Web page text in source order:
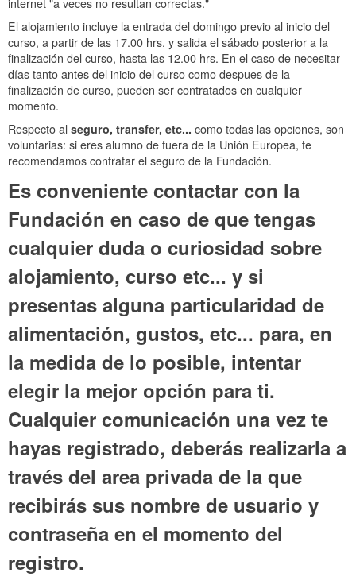
internet "a veces no resultan correctas."
El alojamiento incluye la entrada del domingo previo al inicio del
curso, a partir de las 17.00 hrs, y salida el sábado posterior a la
finalización del curso, hasta las 12.00 hrs. En el caso de necesitar
días tanto antes del inicio del curso como despues de la
finalización de curso, pueden ser contratados en cualquier
momento.
Respecto al seguro, transfer, etc... como todas las opciones, son
voluntarias: si eres alumno de fuera de la Unión Europea, te
recomendamos contratar el seguro de la Fundación.
Es conveniente contactar con la
Fundación en caso de que tengas
cualquier duda o curiosidad sobre
alojamiento, curso etc... y si
presentas alguna particularidad de
alimentación, gustos, etc... para, en
la medida de lo posible, intentar
elegir la mejor opción para ti.
Cualquier comunicación una vez te
hayas registrado, deberás realizarla a
través del area privada de la que
recibirás sus nombre de usuario y
contraseña en el momento del
registro.